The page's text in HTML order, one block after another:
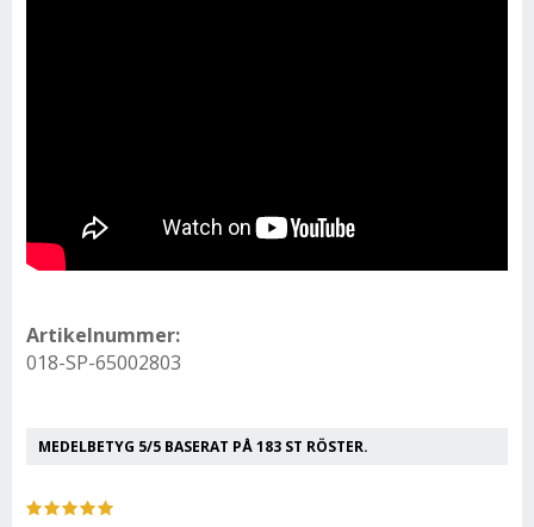
Artikelnummer:
018-SP-65002803
MEDELBETYG 5/5 BASERAT PÅ183 ST RÖSTER.